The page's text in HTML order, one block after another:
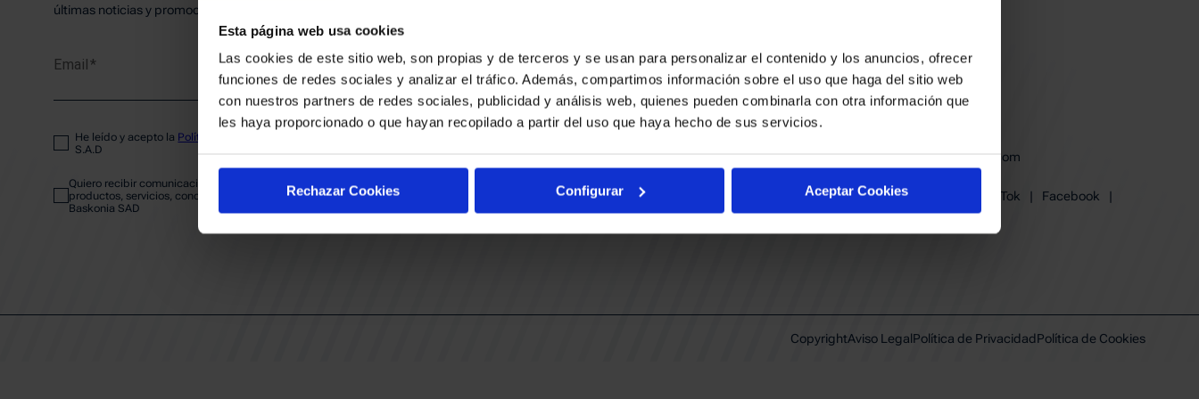
Esta página web usa cookies
Las cookies de este sitio web, son propias y de terceros y se usan para personalizar el contenido y los anuncios, ofrecer
funciones de redes sociales y analizar el tráfico. Además, compartimos información sobre el uso que haga del sitio web
con nuestros partners de redes sociales, publicidad y análisis web, quienes pueden combinarla con otra información que
les haya proporcionado o que hayan recopilado a partir del uso que haya hecho de sus servicios.
Rechazar Cookies Configurar Aceptar Cookies
PLANTILLA
ENTRADAS
ABONADOS
CALENDARIO
CLUB
últimas noticias y promociones del club.
Email
He leído y acepto la Política de privacidad
S.A.D
Quiero recibir comunicaciones electrónicas sobre las actividades,
productos, servicios, concursos, ofertas y/o promociones del SASKI
Baskonia SAD
BAKH
FUNDACIÓN BASKONIA-ALAVÉS
01013 Vitoria-Gasteiz
baskonia@baskonia.com
Instagram
TikTok | Facebook
|
Youtube
| Linkedin
CopyrightAviso LegalPolítica de PrivacidadPolítica de Cookies